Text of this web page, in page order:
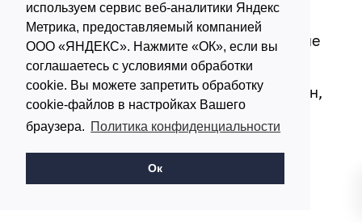
используем сервис веб-аналитики Яндекс
Метрика, предоставляемый компанией
ООО «ЯНДЕКС». Нажмите «ОК», если вы
соглашаетесь с условиями обработки
cookie. Вы можете запретить обработку
cookie-файлов в настройках Вашего
браузера. Политика конфиденциальности
Ок
повторять
оставить 2-3 вида активности, которые
вам не противны
оценить не только вес, но и талию, сон,
энергию, одежду
составить план на следующий месяц